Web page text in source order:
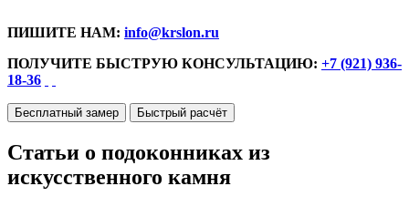
ПИШИТЕ НАМ: info@krslon.ru
ПОЛУЧИТЕ БЫСТРУЮ КОНСУЛЬТАЦИЮ: +7 (921) 936-
18-36
Бесплатный замер Быстрый расчёт
Статьи о подоконниках из
искусственного камня